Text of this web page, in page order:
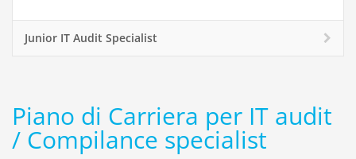
Junior IT Audit Specialist
Piano di Carriera per IT audit
/ Compilance specialist